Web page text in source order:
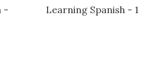
-
Learning Spanish - 1